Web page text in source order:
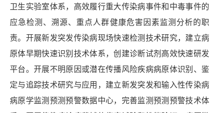
卫生实验室体系，高效履行重大传染病事件和中毒事件的
应急检测、溯源、重点人群健康危害因素监测分析的职
责。开展新发突发传染病现场快速检测技术研究，建立病
原体早期快速识别技术体系，创建诊断试剂高效快速研发
平台。开展不明原因或潜在传播风险疾病病原体识别、鉴
定与追踪技术研究与应用，建立新发突发和输入性传染病
病原学监测预测预警数据中心，完善监测预测预警技术体